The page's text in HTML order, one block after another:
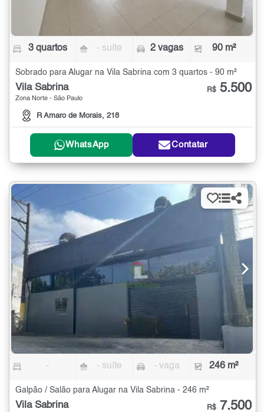
3 quartos - suíte 2 vagas 90 m²
Sobrado para Alugar na Vila Sabrina com 3 quartos - 90 m²
Vila Sabrina
Zona Norte - São Paulo
R Amaro de Morais, 218
R$ 5.500
WhatsApp Contatar
- - suíte - vaga 246 m²
Galpão / Salão para Alugar na Vila Sabrina - 246 m²
Vila Sabrina R$ 7.500